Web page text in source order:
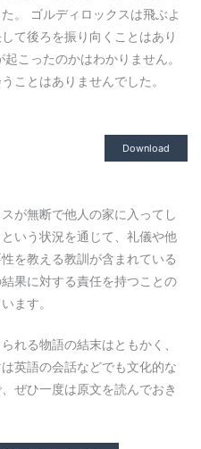
。 ゴルディロックスは飛ぶよ
て後ろを振り向くことはあり
こったのかはわかりません。
ことはありませんでした。
Download
が無断で他人の家に入ってし
いう状況を通じて、礼儀や他
を教える教訓が含まれている
果に対する責任を持つことの
ます。
れる物語の結末はともかく、
英語の会話などでも文化的な
ぜひ一度は原文を読んでおき